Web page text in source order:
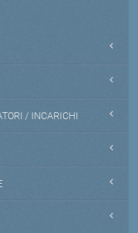
/ INCARICHI